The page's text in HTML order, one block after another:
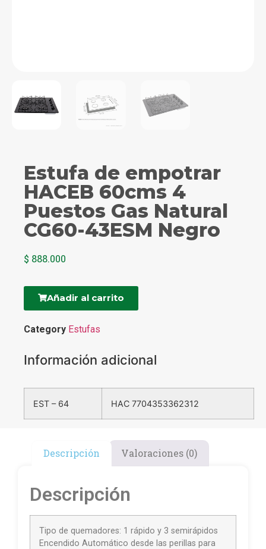
Estufa de empotrar
HACEB 60cms 4
Puestos Gas Natural
CG60-43ESM Negro
$ 888.000
Añadir al carrito
Category Estufas
Información adicional
EST – 64 HAC 7704353362312
Descripción Valoraciones (0)
Descripción
Tipo de quemadores: 1 rápido y 3 semirápidos
Encendido Automático desde las perillas para